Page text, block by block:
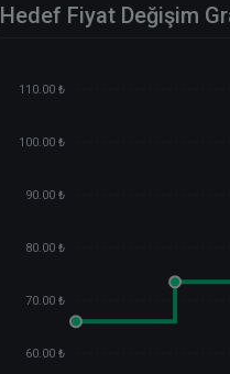
Hedef Fiyat Değişim
110.00 ₺
100.00 ₺
90.00 ₺
80.00 ₺
70.00 ₺
60.00 ₺